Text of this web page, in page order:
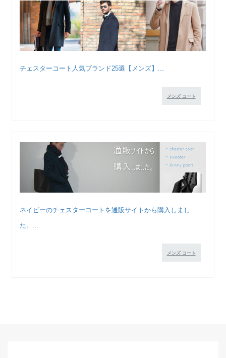
チェスターコート人気ブランド25選【メンズ】...
メンズ コート
ネイビーのチェスターコートを通販サイトから購入しまし
た。...
メンズ コート